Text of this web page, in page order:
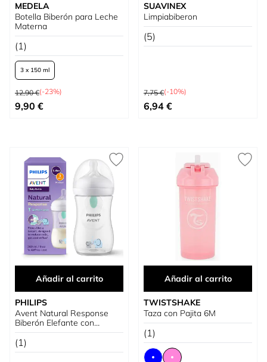
MEDELA
Botella Biberón para Leche
Materna
(1)
3 x 150 ml
Precio habitual
12,90 €(-23%)
Tan bajo como
9,90 €
SUAVINEX
Limpiabiberon
(5)
Precio habitual
7,75 €(-10%)
Precio especial
6,94 €
Añadir al carrito
PHILIPS
Avent Natural Response
Biberón Elefante con
AirFree
(1)
Añadir al carrito
TWISTSHAKE
Taza con Pajita 6M
(1)